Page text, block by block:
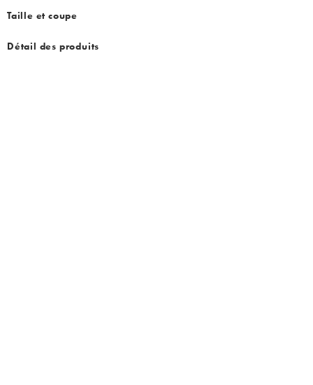
Taille et coupe
Détail des produits